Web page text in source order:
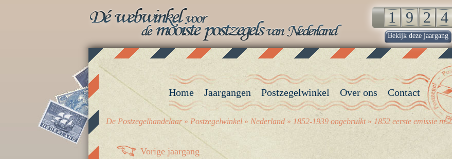
Vorige jaargang
Home Jaargangen Postzegelwinkel Over ons Contact
De Postzegelhandelaar» Postzegelwinkel » Nederland » 1852-1939 ongebruikt» 1852 eerste emissie nr.2
Bekijk deze jaargang